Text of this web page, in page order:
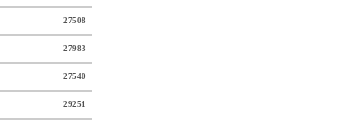
27508
27983
27540
29251